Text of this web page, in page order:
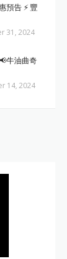
預告 ⚡ 豐
31, 2024
牛油曲奇
14, 2024